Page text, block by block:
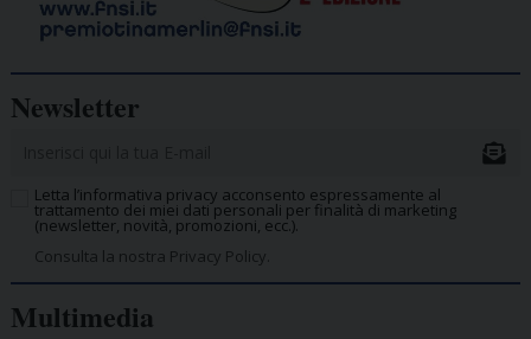
Newsletter
Letta l’informativa privacy acconsento espressamente al
trattamento dei miei dati personali per finalità di marketing
(newsletter, novità, promozioni, ecc.).
Consulta la nostra Privacy Policy.
Multimedia